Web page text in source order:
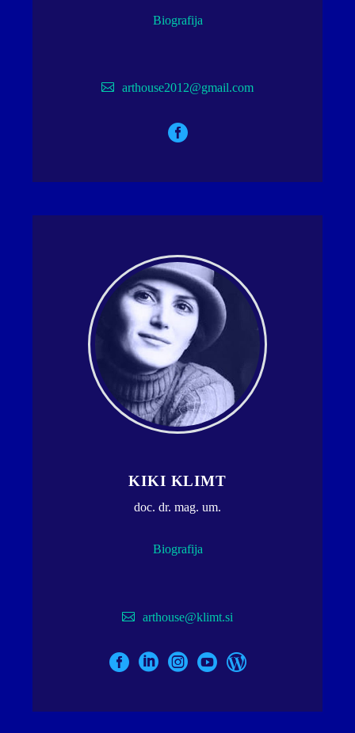
Biografija
arthouse2012@gmail.com
KIKI KLIMT
doc. dr. mag. um.
Biografija
arthouse@klimt.si